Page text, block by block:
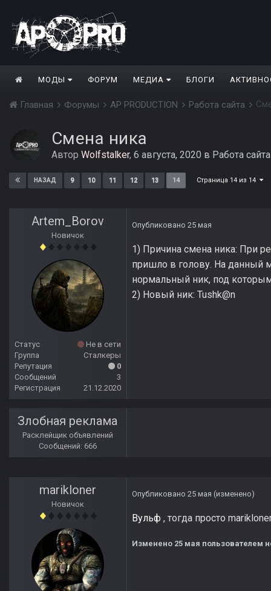
МОДЫ ФОРУМ МЕДИА БЛОГИ
Главная Форумы AP PRODUCTION Работа сайта
Смена ника
Автор Wolfstalker, 6 августа, 2020 в Работа сайта
НАЗАД 9 10 11 12 13 14 Страница 14 из 14
Artem_Borov
Новичок
Статус
Не в сети
Группа
Сталкеры
Репутация
0
Сообщений
3
Регистрация
21.12.2020
Опубликовано 25 мая
1) Причина смена ника: При
пришло в голову. На данный
нормальный ник, под
2) Новый ник: Tushk@n
Злобная реклама
Расклейщик объявлений
Сообщений: 666
marikloner
Новичок
Опубликовано 25 мая (изменено)
Вульф , тогда просто
Изменено 25 мая пользователем